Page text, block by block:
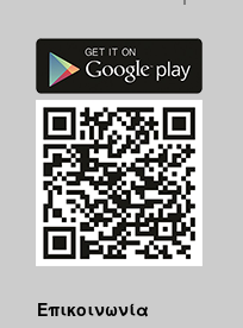
Επικοινωνία